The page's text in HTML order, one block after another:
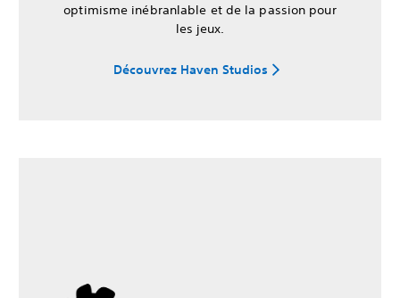
optimisme inébranlable et de la passion pour
les jeux.
Découvrez Haven Studios